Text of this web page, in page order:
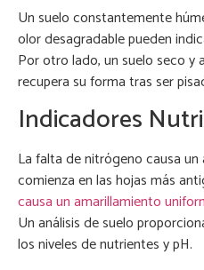
Un suelo constantemente
olor desagradable pueden
Por otro lado, un suelo seco
recupera su forma tras ser
Indicadores
La falta de nitrógeno causa
comienza en las hojas más
causa un amarillamiento
Un análisis de suelo
los niveles de nutrientes y pH.